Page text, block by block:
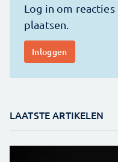
LAATSTE ARTIKELEN